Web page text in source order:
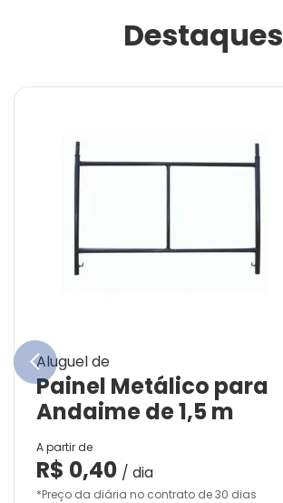
Destaques
Aluguel de
Painel Metálico para
Andaime de 1,5 m
A partir de
R$ 0,40 / dia
*Preço da diária no contrato de 30 dias
chevron_left